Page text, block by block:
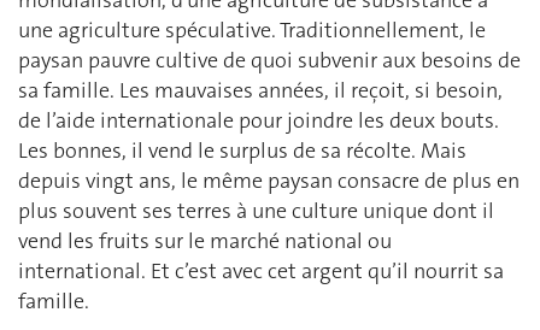
une agriculture spéculative. Traditionnellement, le
paysan pauvre cultive de quoi subvenir aux besoins de
sa famille. Les mauvaises années, il reçoit, si besoin,
de l’aide internationale pour joindre les deux bouts.
Les bonnes, il vend le surplus de sa récolte. Mais
depuis vingt ans, le même paysan consacre de plus en
plus souvent ses terres à une culture unique dont il
vend les fruits sur le marché national ou
international. Et c’est avec cet argent qu’il nourrit sa
famille.